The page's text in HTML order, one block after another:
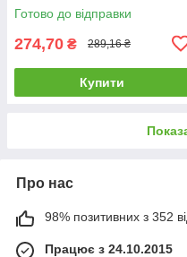
Готово до відправки
274,70 ₴ 289,16 ₴
Купити
Про нас
98% позитивних з 352
Працює з 24.10.2015